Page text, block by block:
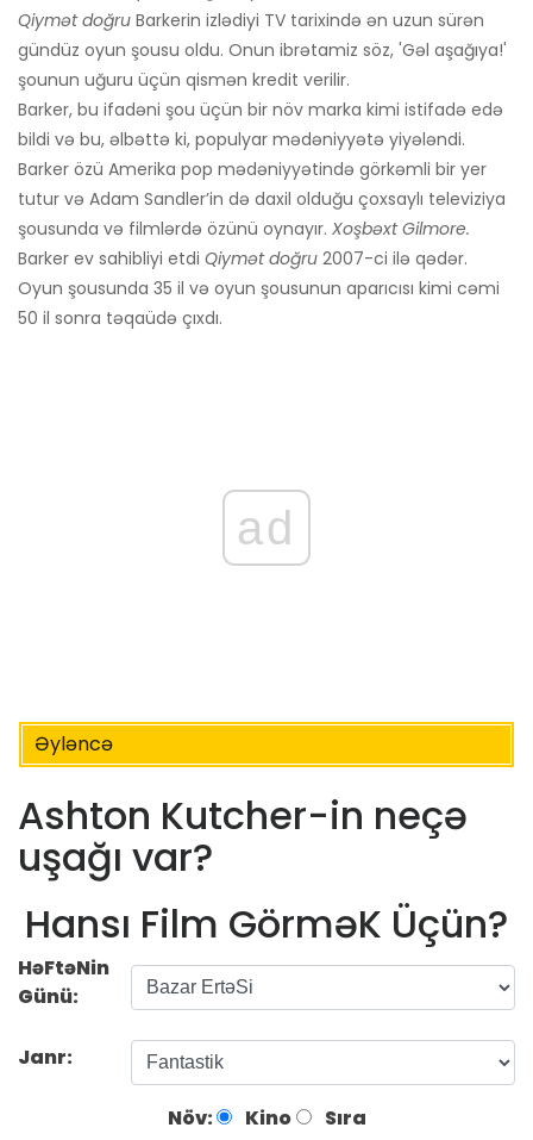
Qiymət doğru Barkerin izlədiyi TV tarixində ən uzun sürən
gündüz oyun şousu oldu. Onun ibrətamiz söz, 'Gəl aşağıya!'
şounun uğuru üçün qismən kredit verilir.
Barker, bu ifadəni şou üçün bir növ marka kimi istifadə edə
bildi və bu, əlbəttə ki, populyar mədəniyyətə yiyələndi.
Barker özü Amerika pop mədəniyyətində görkəmli bir yer
tutur və Adam Sandler’in də daxil olduğu çoxsaylı televiziya
şousunda və filmlərdə özünü oynayır. Xoşbəxt Gilmore.
Barker ev sahibliyi etdi Qiymət doğru 2007-ci ilə qədər.
Oyun şousunda 35 il və oyun şousunun aparıcısı kimi cəmi
50 il sonra təqaüdə çıxdı.
ad
Əyləncə
Ashton Kutcher-in neçə
uşağı var?
Hansı Film GörməK Üçün?
HəFtəNin
Günü:
Janr:
Növ: Kino Sıra